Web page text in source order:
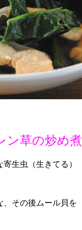
ン草の炒め煮
生虫（生きてる）
、その後ムール貝を